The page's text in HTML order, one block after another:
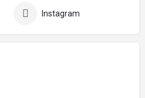
Instagram